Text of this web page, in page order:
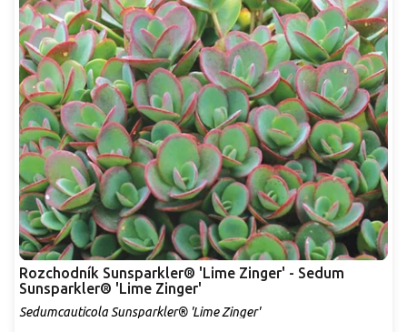
Rozchodník Sunsparkler® 'Lime Zinger' - Sedum
Sunsparkler® 'Lime Zinger'
Sedumcauticola Sunsparkler® 'Lime Zinger'